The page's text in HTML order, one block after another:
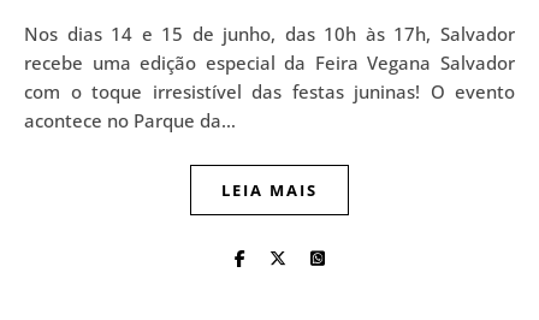
Nos dias 14 e 15 de junho, das 10h às 17h, Salvador
recebe uma edição especial da Feira Vegana Salvador
com o toque irresistível das festas juninas! O evento
acontece no Parque da…
LEIA MAIS